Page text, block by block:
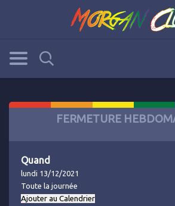
FERMETURE
Quand
lundi 13/12/2021
Toute la journée
Ajouter au Calendrier